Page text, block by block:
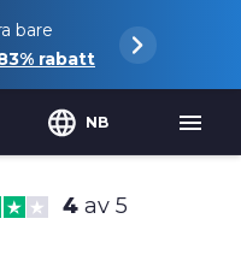
bare
rabatt
NB
4 av 5